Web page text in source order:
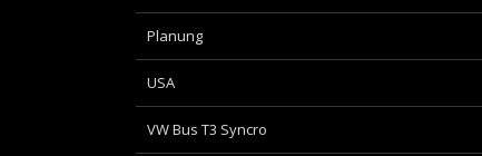
Planung
USA
VW Bus T3 Syncro